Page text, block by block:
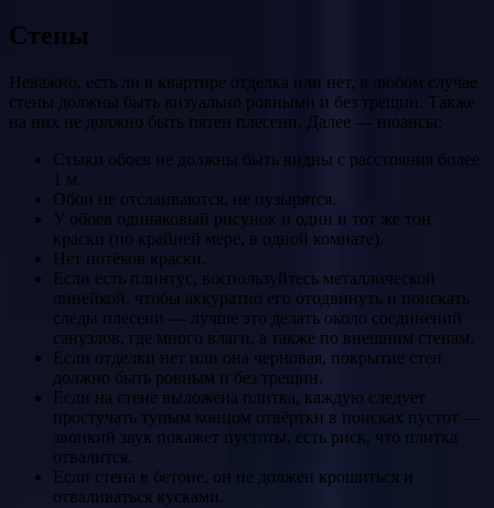
Стены
Неважно, есть ли в квартире отделка или нет, в любом случае
стены должны быть визуально ровными и без трещин. Также
на них не должно быть пятен плесени. Далее — нюансы:
Стыки обоев не должны быть видны с расстояния более
1 м.
Обои не отслаиваются, не пузырятся.
У обоев одинаковый рисунок и один и тот же тон
краски (по крайней мере, в одной комнате).
Нет потёков краски.
Если есть плинтус, воспользуйтесь металлической
линейкой, чтобы аккуратно его отодвинуть и поискать
следы плесени — лучше это делать около соединений
санузлов, где много влаги, а также по внешним стенам.
Если отделки нет или она черновая, покрытие стен
должно быть ровным и без трещин.
Если на стене выложена плитка, каждую следует
простучать тупым концом отвёртки в поисках пустот —
звонкий звук покажет пустоты, есть риск, что плитка
отвалится.
Если стена в бетоне, он не должен крошиться и
отваливаться кусками.